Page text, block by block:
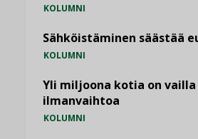
KOLUMNI
Sähköistäminen säästää
KOLUMNI
Yli miljoona kotia on
ilmanvaihtoa
KOLUMNI